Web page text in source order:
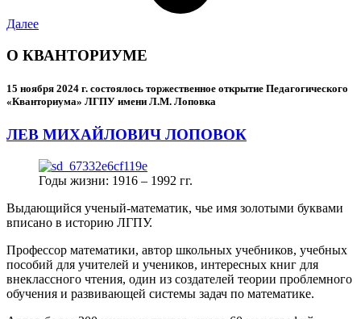
Далее
О КВАНТОРИУМЕ
15 ноября 2024 г. состоялось торжественное открытие Педагогического
«Кванториума» ЛГПУ имени Л.М. Лоповка
ЛЕВ МИХАЙЛОВИЧ ЛОПОВОК
Годы жизни: 1916 – 1992 гг.
Выдающийся ученый-математик, чье имя золотыми буквами
вписано в историю ЛГПУ.
Профессор математики, автор школьных учебников, учебных
пособий для учителей и учеников, интересных книг для
внеклассного чтения, один из создателей теории проблемного
обучения и развивающей системы задач по математике.